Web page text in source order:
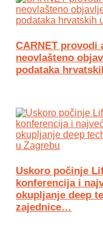
CARNET provodi
neovlašteno
podataka
Uskoro počinje
konferencija i
okupljanje deep
zajednice…